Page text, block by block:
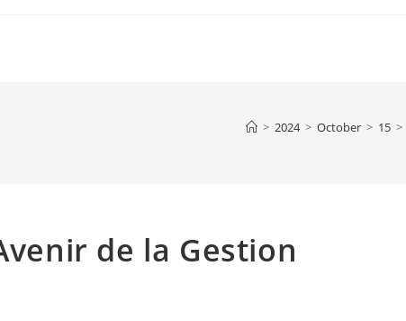
> 2024 > October > 15 >
de la Gestion